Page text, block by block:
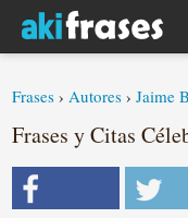
Frases ›Autores ›Jaime
Frases y Citas